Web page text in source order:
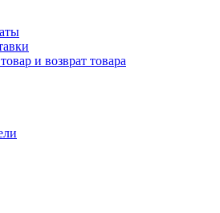
и возврат товара